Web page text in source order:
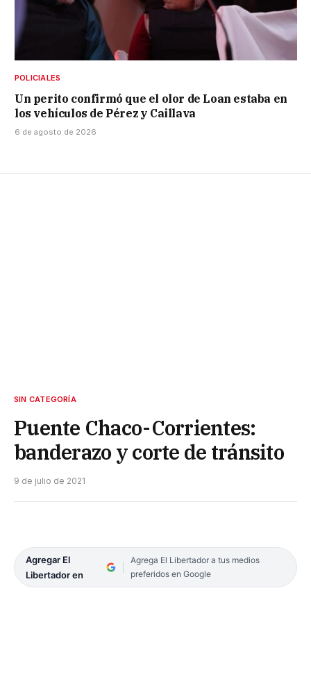
POLICIALES
Un perito confirmó que el olor de Loan estaba en
los vehículos de Pérez y Caillava
6 de agosto de 2026
SIN CATEGORÍA
Puente Chaco-Corrientes:
banderazo y corte de tránsito
9 de julio de 2021
Agregar El
Libertador en
Agrega El Libertador a tus medios
preferidos en Google